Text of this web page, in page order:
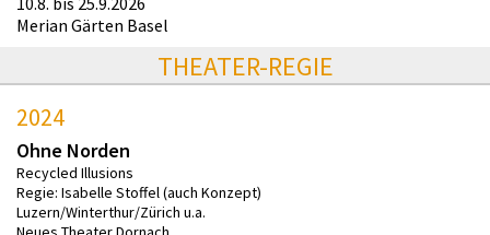
Merian Gärten Basel
THEATER-REGIE
2024
Ohne Norden
Recycled Illusions
Regie: Isabelle Stoffel (auch Konzept)
Luzern/Winterthur/Zürich u.a.